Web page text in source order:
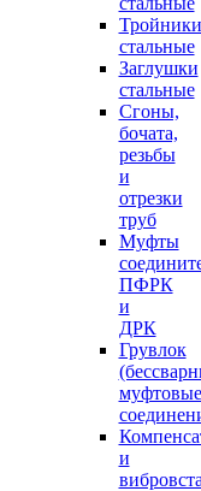
Тройники
стальные
Заглушки
стальные
Сгоны,
бочата,
резьбы
и
отрезки
труб
Муфты
ПФРК
и
ДРК
Грувлок
муфтовые
и